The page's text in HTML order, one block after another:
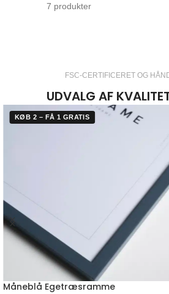
7 produkter
FSC-CERTIFICERET OG
UDVALG AF
KØB 2 – FÅ 1 GRATIS
Måneblå Egetræsramme